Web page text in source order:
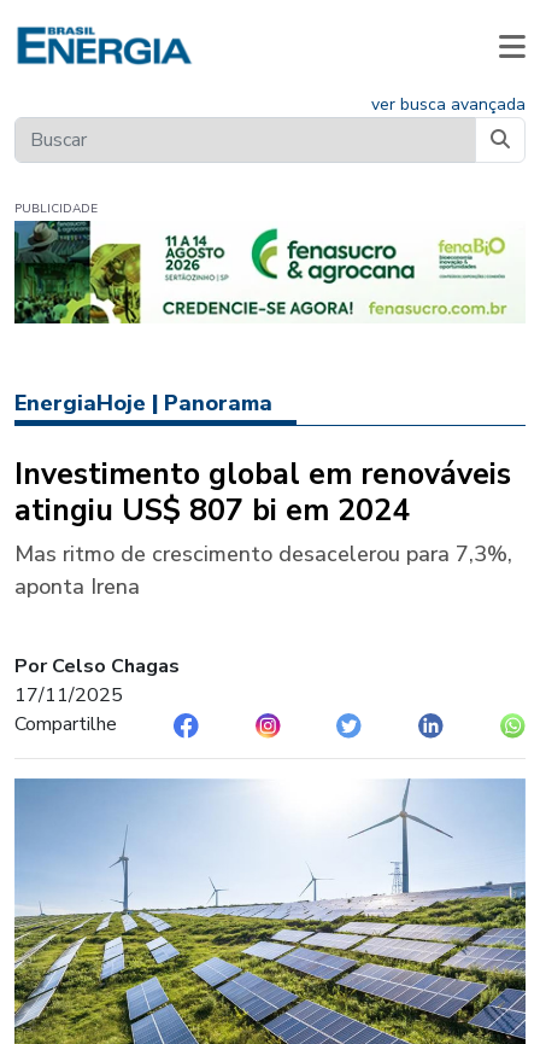
ver busca avançada
PUBLICIDADE
EnergiaHoje | Panorama
Investimento global em renováveis
atingiu US$ 807 bi em 2024
Mas ritmo de crescimento desacelerou para 7,3%,
aponta Irena
Por Celso Chagas
17/11/2025
Compartilhe